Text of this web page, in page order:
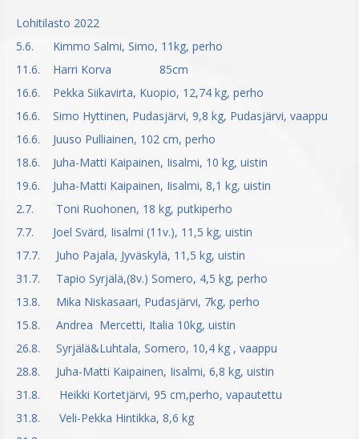
Lohitilasto 2022
5.6. Kimmo Salmi, Simo, 11kg, perho
11.6. Harri Korva 85cm
16.6. Pekka Siikavirta, Kuopio, 12,74 kg, perho
16.6. Simo Hyttinen, Pudasjärvi, 9,8 kg, Pudasjärvi, vaappu
16.6. Juuso Pulliainen, 102 cm, perho
18.6. Juha-Matti Kaipainen, Iisalmi, 10 kg, uistin
19.6. Juha-Matti Kaipainen, Iisalmi, 8,1 kg, uistin
2.7. Toni Ruohonen, 18 kg, putkiperho
7.7. Joel Svärd, Iisalmi (11v.), 11,5 kg, uistin
17.7. Juho Pajala, Jyväskylä, 11,5 kg, uistin
31.7. Tapio Syrjälä,(8v.) Somero, 4,5 kg, perho
13.8. Mika Niskasaari, Pudasjärvi, 7kg, perho
15.8. Andrea Mercetti, Italia 10kg, uistin
26.8. Syrjälä&Luhtala, Somero, 10,4 kg , vaappu
28.8. Juha-Matti Kaipainen, Iisalmi, 6,8 kg, uistin
31.8. Heikki Kortetjärvi, 95 cm,perho, vapautettu
31.8. Veli-Pekka Hintikka, 8,6 kg